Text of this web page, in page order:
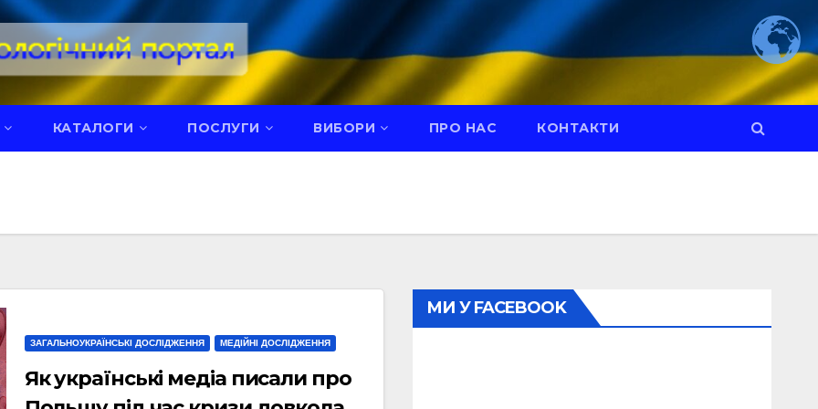
КАТАЛОГИ ПОСЛУГИ ВИБОРИ ПРО НАС КОНТАКТИ
ЗАГАЛЬНОУКРАЇНСЬКІ ДОСЛІДЖЕННЯ МЕДІЙНІ ДОСЛІДЖЕННЯ
Як українські медіа писали про
МИ У FACEBOOK